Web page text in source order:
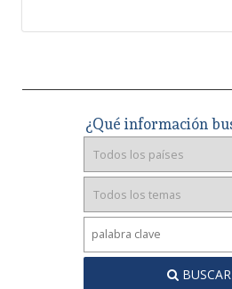
¿Qué información
BUSCAR